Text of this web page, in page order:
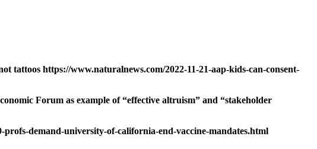
tattoos https://www.naturalnews.com/2022-11-21-aap-kids-can-consent-
Forum as example of “effective altruism” and “stakeholder
demand-university-of-california-end-vaccine-mandates.html